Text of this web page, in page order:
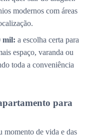
modernos com áreas
mil: a escolha certa para
espaço, varanda ou
toda a conveniência
para
momento de vida e das